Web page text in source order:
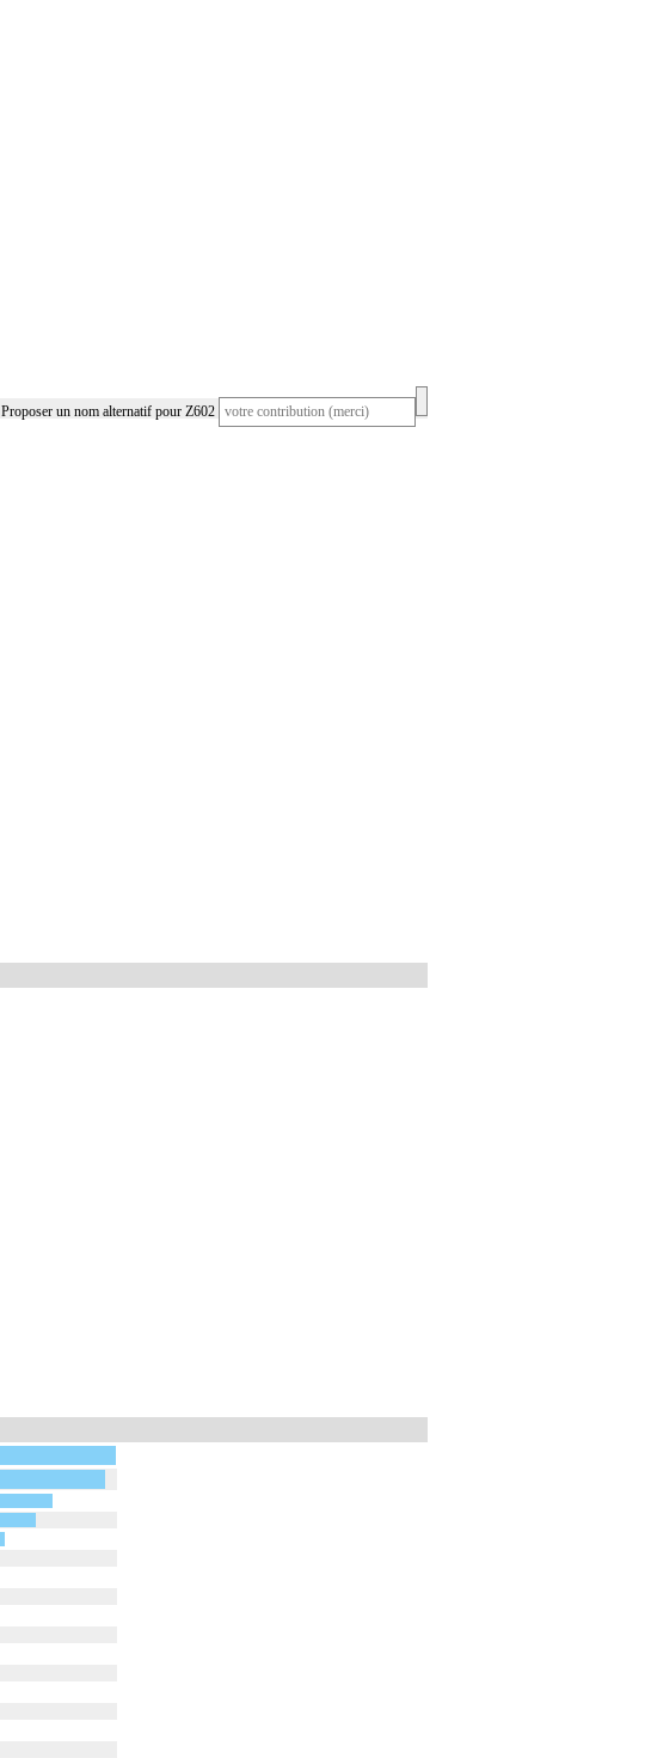
Proposer un nom alternatif pour Z602
Liste de synonymes pour Z602 générée à partir des contributions et des